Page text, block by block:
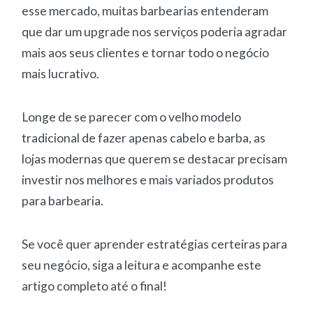
esse mercado, muitas barbearias entenderam
que dar um upgrade nos serviços poderia agradar
mais aos seus clientes e tornar todo o negócio
mais lucrativo.
Longe de se parecer com o velho modelo
tradicional de fazer apenas cabelo e barba, as
lojas modernas que querem se destacar precisam
investir nos melhores e mais variados produtos
para barbearia.
Se você quer aprender estratégias certeiras para
seu negócio, siga a leitura e acompanhe este
artigo completo até o final!